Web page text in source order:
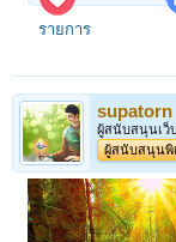
รายการ
supatorn
ผู้สนับสนุนเว็
ผู้สนับสนุนพิ